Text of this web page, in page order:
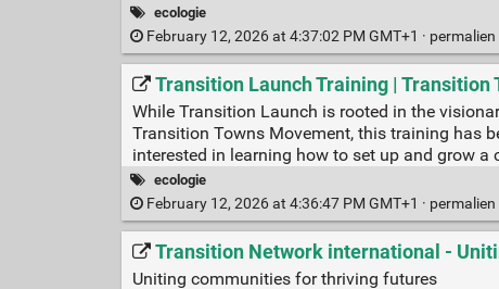
ecologie
February 12, 2026 at 4:37:02 PM GMT+1 · permalien
Transition Launch Training | Transition
While Transition Launch is rooted in the
Transition Towns Movement, this training has
interested in learning how to set up and grow
ecologie
February 12, 2026 at 4:36:47 PM GMT+1 · permalien
Transition Network international -
Uniting communities for thriving futures